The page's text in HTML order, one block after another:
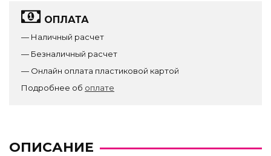
ОПЛАТА
— Наличный расчет
— Безналичный расчет
— Онлайн оплата пластиковой картой
Подробнее об оплате
ОПИСАНИЕ